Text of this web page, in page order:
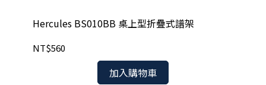
Hercules BS010BB 桌上型折疊式譜架
NT$560
加入購物車